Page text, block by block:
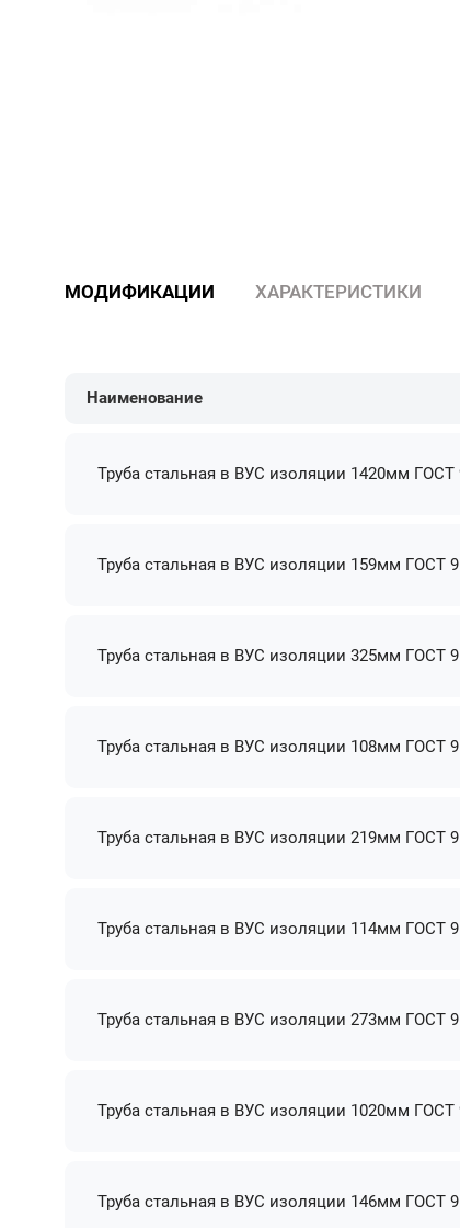
МОДИФИКАЦИИ ХАРАКТЕРИСТИКИ
Наименование
Труба стальная в ВУС изоляции 1420мм ГОСТ
Труба стальная в ВУС изоляции 159мм ГОСТ
Труба стальная в ВУС изоляции 325мм ГОСТ
Труба стальная в ВУС изоляции 108мм ГОСТ
Труба стальная в ВУС изоляции 219мм ГОСТ
Труба стальная в ВУС изоляции 114мм ГОСТ
Труба стальная в ВУС изоляции 273мм ГОСТ
Труба стальная в ВУС изоляции 1020мм ГОСТ
Труба стальная в ВУС изоляции 146мм ГОСТ